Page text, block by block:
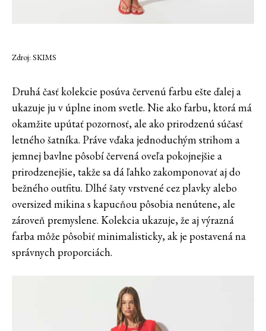
Zdroj: SKIMS
Druhá časť kolekcie posúva červenú farbu ešte ďalej a
ukazuje ju v úplne inom svetle. Nie ako farbu, ktorá má
okamžite upútať pozornosť, ale ako prirodzenú súčasť
letného šatníka. Práve vďaka jednoduchým strihom a
jemnej bavlne pôsobí červená oveľa pokojnejšie a
prirodzenejšie, takže sa dá ľahko zakomponovať aj do
bežného outfitu. Dlhé šaty vrstvené cez plavky alebo
oversized mikina s kapucňou pôsobia nenútene, ale
zároveň premyslene. Kolekcia ukazuje, že aj výrazná
farba môže pôsobiť minimalisticky, ak je postavená na
správnych proporciách.